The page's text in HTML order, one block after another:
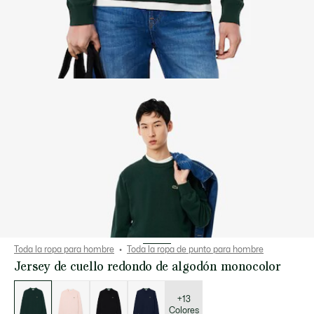
Toda la ropa para hombre Toda la ropa de punto para hombre
Jersey de cuello redondo de algodón monocolor
variaciones
+13
Colores